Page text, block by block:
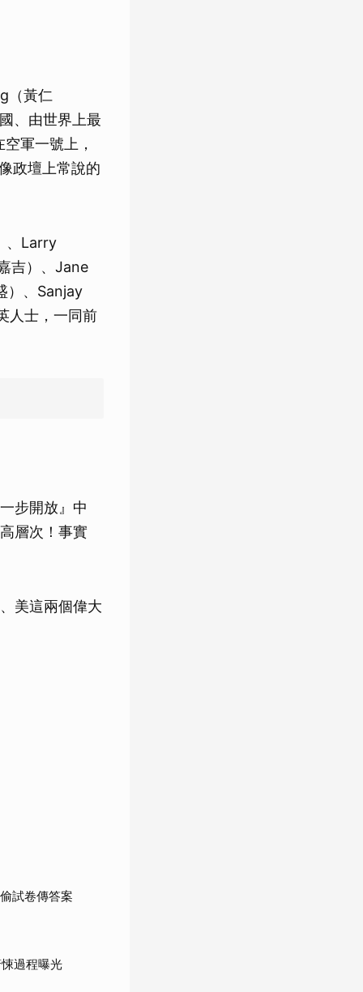
（黃仁
、由世界上最
軍一號上，
政壇上常說的
、Larry
吉）、Jane
）、Sanjay
人士，一同前
步開放』中
層次！事實
美這兩個偉大
試卷傳答案
過程曝光